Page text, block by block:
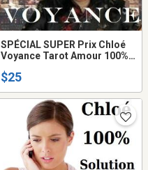
SPÉCIAL SUPER Prix Chloé
Voyance Tarot Amour 100%
514-969-2563
$25